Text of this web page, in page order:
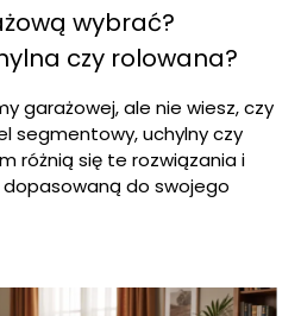
wybrać?
czy rolowana?
garażowej, ale nie wiesz, czy
segmentowy, uchylny czy
różnią się te rozwiązania i
do swojego